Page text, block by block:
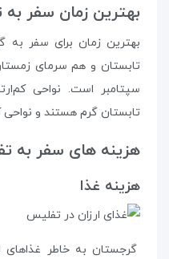
بهترین زمان سفر
بهترین زمان برای سفر به
تابستان و هم سرمای
سپتامبر است. نواحی
تابستان گرم هستند و
هزینه‌ های سفر به
هزینه‌ غذا
گرجستان به خاطر